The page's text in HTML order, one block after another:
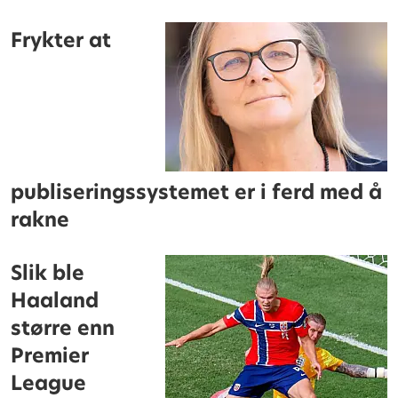
Frykter at
publiseringssystemet er i ferd med å
rakne
Slik ble
Haaland
større enn
Premier
League